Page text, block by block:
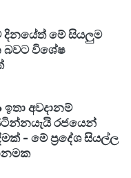
කරන කෙනෙක්
,මගේ
එපා කියල
මා ගැන යම්
කරන අතරම
ස්තූතිවන්ත
දිනයේත් මේ සියලුම
බවට විශේෂ
ඉතා අවදානම්
රජයෙන්
- මේ ප්‍රදේශ සියල්ල